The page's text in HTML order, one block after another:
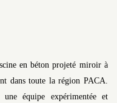
en béton projeté miroir à
dans toute la région PACA.
équipe expérimentée et